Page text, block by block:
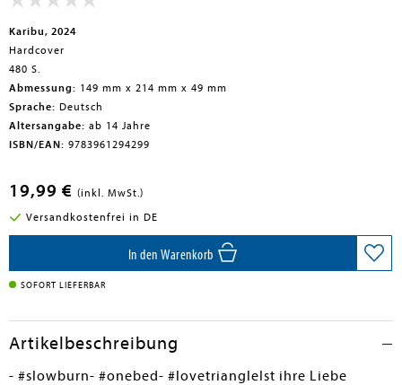
submenu
Karibu, 2024
Hardcover
480 S.
Abmessung: 149 mm x 214 mm x 49 mm
Sprache: Deutsch
Altersangabe: ab 14 Jahre
ISBN/EAN: 9783961294299
19,99 € (inkl. MwSt.)
Versandkostenfrei in DE
In den Warenkorb
SOFORT LIEFERBAR
Artikelbeschreibung
- #slowburn- #onebed- #lovetriangleIst ihre Liebe